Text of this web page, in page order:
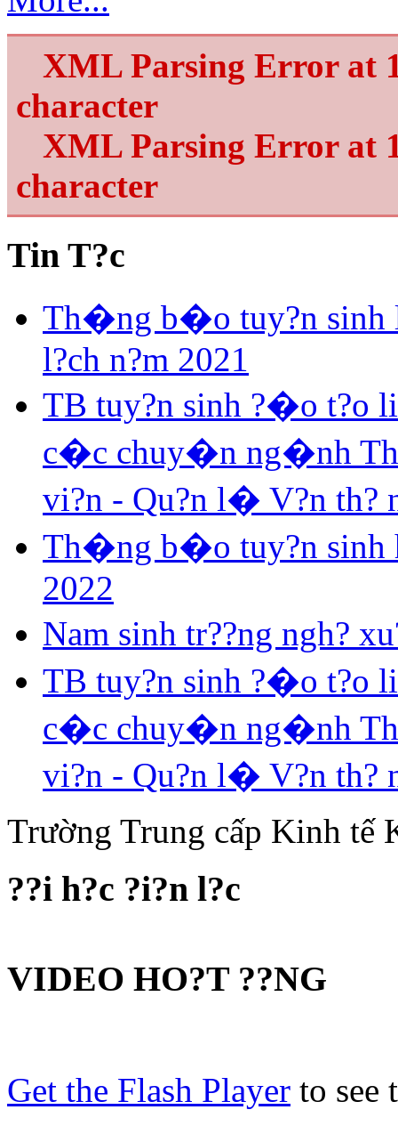
XML Parsing Error at
character
XML Parsing Error at
character
Tin T?c
Th�ng b�o tuy?n
l?ch n?m 2021
TB tuy?n sinh ?�o t?o
c�c chuy�n ng�nh
vi?n - Qu?n l� V?n th?
Th�ng b�o tuy?n sinh
2022
Nam sinh tr??ng ngh?
TB tuy?n sinh ?�o t?o
c�c chuy�n ng�nh
vi?n - Qu?n l� V?n th?
Trường Trung cấp Kinh tế
??i h?c ?i?n l?c
VIDEO HO?T ??NG
Get the Flash Player to see